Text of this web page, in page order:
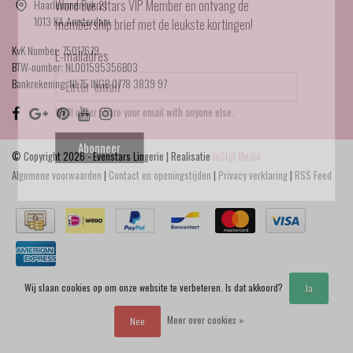
Haarlemmerdijk 21
1013 KA Amsterdam
KvK Number: 75017679
BTW-number: NL001595356B03
Bankrekening: NL75 INGB 0778 3839 97
© Copyright 2026 - Evenstars Lingerie | Realisatie InStijl Media
Algemene voorwaarden | Contact en openingstijden | Privacy verklaring| RSS Feed
Word Evenstars VIP Member en ontvang de
membership brief met de leukste kortingen!
E-mailadres
We'll never share your email with anyone else.
Abonneer
Wij slaan cookies op om onze website te verbeteren. Is dat akkoord? Ja
Nee Meer over cookies »